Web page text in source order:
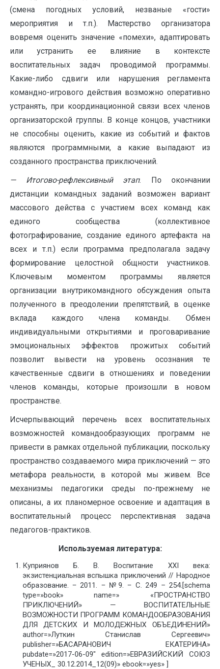
(смена погодных условий, незваные «гости»
мероприятия и т.п.). Мастерство организатора
вовремя оценить значение «помехи», адаптировать
или устранить ее влияние в контексте
воспитательных задач проводимой программы.
Какие-либо сдвиги или нарушения регламента
командно-игрового действия возможно оперативно
устранять, при координационной связи всех членов
организаторской группы. В конце концов, участники
не способны оценить, какие из событий и фактов
являются программными, а какие выпадают из
созданного пространства приключений.
— Итогово-рефлексивный этап. По окончании
дистанции командных заданий возможен вариант
массового действа с участием всех команд как
единого сообщества (коллективное
фотографирование, создание единого артефакта на
всех и т.п.) если программа предполагала задачу
формирование целостной общности участников.
Ключевым моментом программы является
организации внутрикомандного обсуждения опыта
полученного в преодолении препятствий, в оценке
вклада каждого члена команды. Обмен
индивидуальными открытиями и проговаривание
эмоциональных эффектов прожитых событий
позволит вывести на уровень осознания те
качественные сдвиги в отношениях и поведении
членов команды, которые произошли в новом
пространстве.
Исчерпывающий перечень всех воспитательных
возможностей командообразующих программ не
привести в рамках отдельной публикации, поскольку
пространство создаваемого мира приключений — это
метафора реальности, в которой мы живем. Все
механизмы педагогики среды по-прежнему не
описаны, а их планомерное освоение и адаптация в
воспитательный процесс перспективная задача
педагогов-практиков.
Используемая литература:
Куприянов Б. В. Воспитание XXI века:
экзистенциальная вспышка приключений // Народное
образование. – 2011. – №9. – С. 249 – 254.[schema
type=»book» name=» «ПРОСТРАНСТВО
ПРИКЛЮЧЕНИЙ» — ВОСПИТАТЕЛЬНЫЕ
ВОЗМОЖНОСТИ ПРОГРАММ КОМАНДООБРАЗОВАНИЯ
ДЛЯ ДЕТСКИХ И МОЛОДЕЖНЫХ ОБЪЕДИНЕНИЙ»
author=»Луткин Станислав Сергеевич»
publisher=»БАСАРАНОВИЧ ЕКАТЕРИНА»
pubdate=»2017-06-09″ edition=»ЕВРАЗИЙСКИЙ СОЮЗ
УЧЕНЫХ_ 30.12.2014_12(09)» ebook=»yes» ]